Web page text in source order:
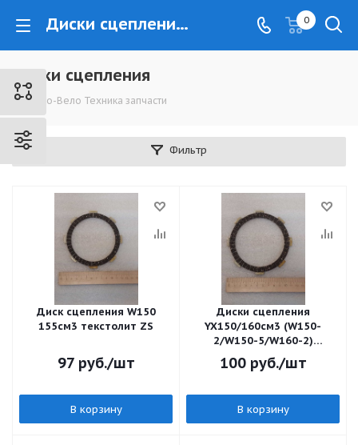
Диски сцепления - www.kovrovec.ru 0
Диски сцепления
Мото-Вело Техника запчасти
Фильтр
Диск сцепления W150
155см3 текстолит ZS
97руб./шт
В корзину
Диски сцепления
YX150/160см3 (W150-
2/W150-5/W160-2)
текстолит
100руб./шт
В корзину